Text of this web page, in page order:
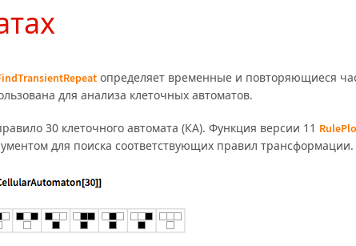
определяет временные и повторяющиеся
для анализа клеточных автоматов.
30 клеточного автомата (КА). Функция версии 11
для поиска соответствующих правил трансформации.